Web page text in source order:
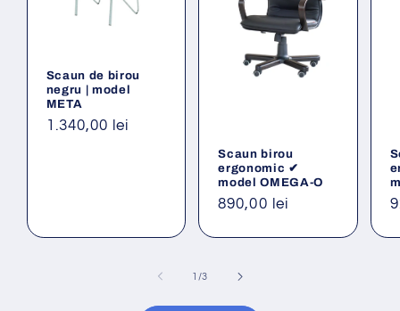
Scaun de birou
negru | model
META
Preț
1.340,00 lei
Scaun birou
ergonomic ✔
model OMEGA-O
Preț
890,00 lei
1 /din
3